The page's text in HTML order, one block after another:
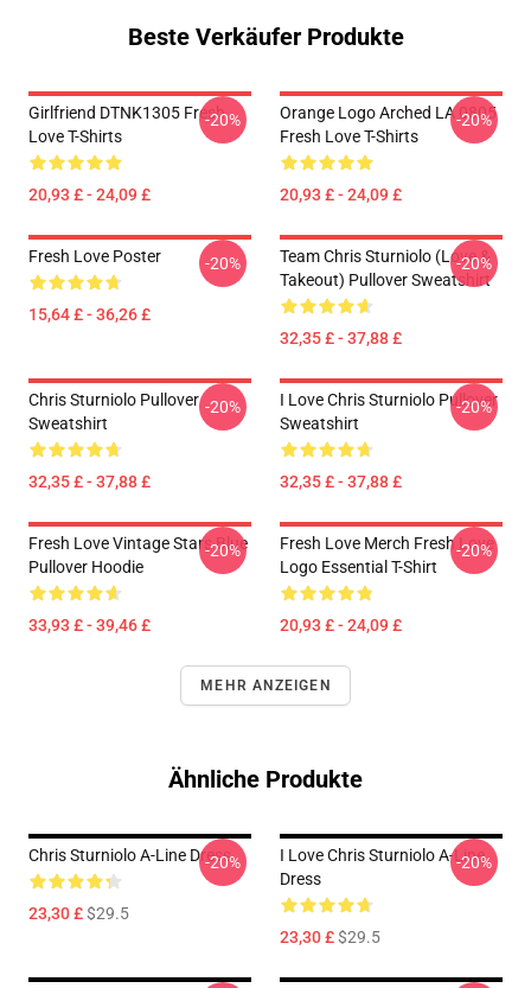
Beste Verkäufer Produkte
Girlfriend DTNK1305 Fresh
Love T-Shirts
20,93 £ - 24,09 £
-20%
Orange Logo Arched LA 0805
Fresh Love T-Shirts
20,93 £ - 24,09 £
-20%
Fresh Love Poster
15,64 £ - 36,26 £
-20%
Team Chris Sturniolo (Love &
Takeout) Pullover Sweatshirt
32,35 £ - 37,88 £
-20%
Chris Sturniolo Pullover
Sweatshirt
32,35 £ - 37,88 £
-20%
I Love Chris Sturniolo Pullover
Sweatshirt
32,35 £ - 37,88 £
-20%
Fresh Love Vintage Stars Blue
Pullover Hoodie
33,93 £ - 39,46 £
-20%
Fresh Love Merch Fresh Love
Logo Essential T-Shirt
20,93 £ - 24,09 £
-20%
MEHR ANZEIGEN
Ähnliche Produkte
Chris Sturniolo A-Line Dress
23,30 £$29.5
-20%
I Love Chris Sturniolo A-Line
Dress
23,30 £$29.5
-20%